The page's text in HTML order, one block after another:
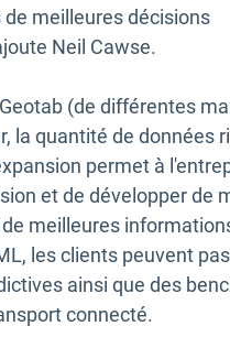
meilleures décisions
Neil Cawse.
(de différentes
la quantité de données
permet à
et de développer de
meilleures
les clients peuvent
ainsi que des
connecté.